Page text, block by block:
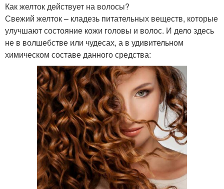
Как желток действует на волосы?
Свежий желток – кладезь питательных веществ, которые
улучшают состояние кожи головы и волос. И дело здесь
не в волшебстве или чудесах, а в удивительном
химическом составе данного средства: